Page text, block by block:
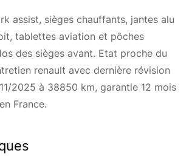
assist, sièges chauffants, jantes alu
tablettes aviation et pôches
des sièges avant. Etat proche du
renault avec dernière révision
2025 à 38850 km, garantie 12 mois
France.